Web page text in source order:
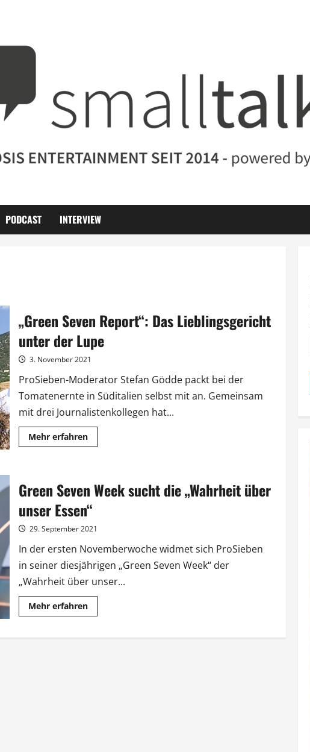
PODCAST INTERVIEW
„Green Seven Report“: Das Lieblingsgericht
unter der Lupe
3. November 2021
ProSieben-Moderator Stefan Gödde packt bei der
Tomatenernte in Süditalien selbst mit an. Gemeinsam
mit drei Journalistenkollegen hat...
Mehr erfahrenMehr
Informationen
Das
Lieblingsgericht
unter
der
Green Seven Week sucht die „Wahrheit über
unser Essen“
29. September 2021
In der ersten Novemberwoche widmet sich ProSieben
in seiner diesjährigen „Green Seven Week“ der
„Wahrheit über unser...
Mehr erfahrenMehr
Informationen
Seven